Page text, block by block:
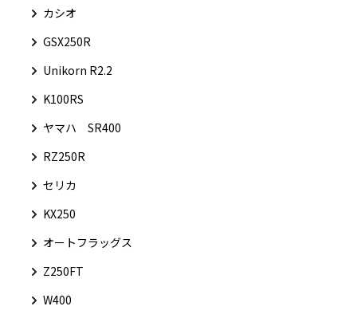
カシオ
GSX250R
Unikorn R2.2
K100RS
ヤマハ SR400
RZ250R
セリカ
KX250
オートフラッグス
Z250FT
W400